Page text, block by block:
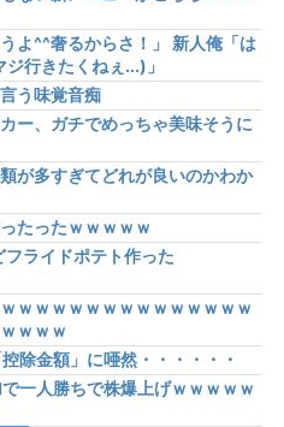
よ^^奢るからさ！」 新人俺「は
行きたくねぇ...)」
う味覚音痴
ー、ガチでめっちゃ美味そうに
が多すぎてどれが良いのかわか
たったｗｗｗｗｗ
ライドポテト作った
ｗｗｗｗｗｗｗｗｗｗｗｗｗｗ
ｗｗｗ
除金額」に唖然・・・・・・
一人勝ちで株爆上げｗｗｗｗｗ